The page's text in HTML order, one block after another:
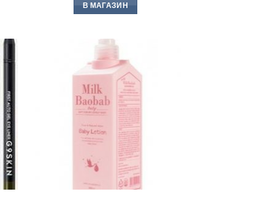
В МАГАЗИН